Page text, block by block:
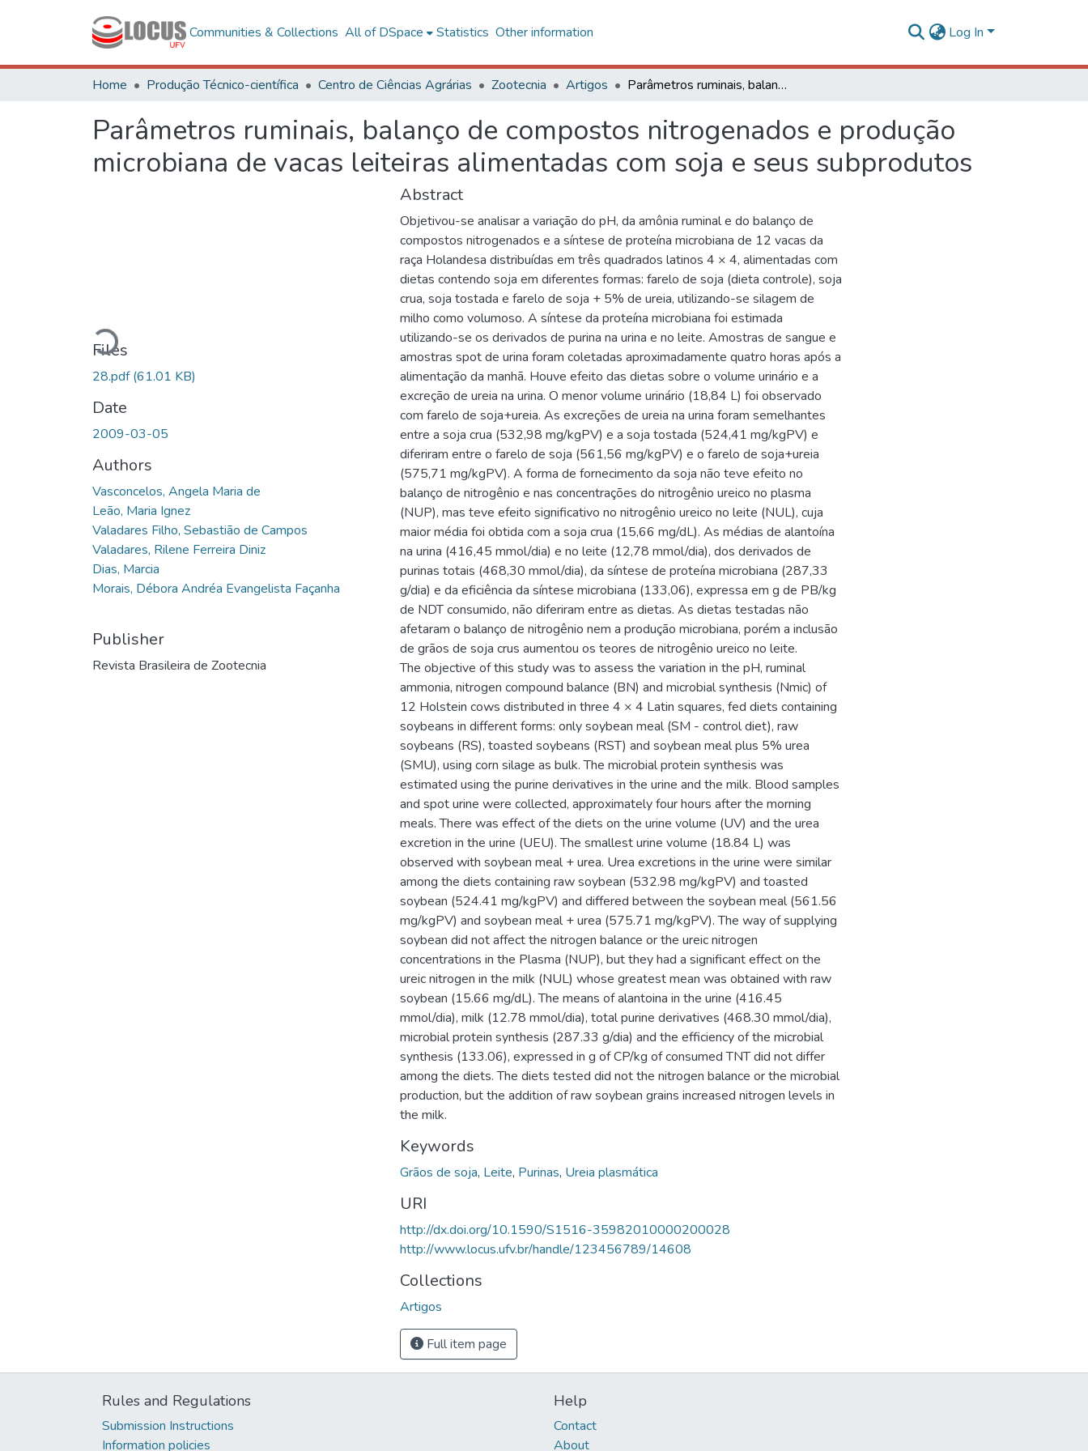
Communities & Collections All of DSpace Statistics Other information Log In
Home Produção Técnico-científica Centro de Ciências Agrárias Zootecnia Artigos Parâmetros ruminais, balanço de compostos nitrogenados e produção microbiana de vacas leiteiras alimentadas com soja e seus subprodutos
Parâmetros ruminais, balanço de compostos nitrogenados e produção
microbiana de vacas leiteiras alimentadas com soja e seus subprodutos
Loading...
Files
28.pdf(61.01 KB)
Date
2009-03-05
Authors
Vasconcelos, Angela Maria de
Leão, Maria Ignez
Valadares Filho, Sebastião de Campos
Valadares, Rilene Ferreira Diniz
Dias, Marcia
Morais, Débora Andréa Evangelista Façanha
Publisher
Revista Brasileira de Zootecnia
Abstract
Objetivou-se analisar a variação do pH, da amônia ruminal e do balanço de
compostos nitrogenados e a síntese de proteína microbiana de 12 vacas da
raça Holandesa distribuídas em três quadrados latinos 4 × 4, alimentadas com
dietas contendo soja em diferentes formas: farelo de soja (dieta controle), soja
crua, soja tostada e farelo de soja + 5% de ureia, utilizando-se silagem de
milho como volumoso. A síntese da proteína microbiana foi estimada
utilizando-se os derivados de purina na urina e no leite. Amostras de sangue e
amostras spot de urina foram coletadas aproximadamente quatro horas após a
alimentação da manhã. Houve efeito das dietas sobre o volume urinário e a
excreção de ureia na urina. O menor volume urinário (18,84 L) foi observado
com farelo de soja+ureia. As excreções de ureia na urina foram semelhantes
entre a soja crua (532,98 mg/kgPV) e a soja tostada (524,41 mg/kgPV) e
diferiram entre o farelo de soja (561,56 mg/kgPV) e o farelo de soja+ureia
(575,71 mg/kgPV). A forma de fornecimento da soja não teve efeito no
balanço de nitrogênio e nas concentrações do nitrogênio ureico no plasma
(NUP), mas teve efeito significativo no nitrogênio ureico no leite (NUL), cuja
maior média foi obtida com a soja crua (15,66 mg/dL). As médias de alantoína
na urina (416,45 mmol/dia) e no leite (12,78 mmol/dia), dos derivados de
purinas totais (468,30 mmol/dia), da síntese de proteína microbiana (287,33
g/dia) e da eficiência da síntese microbiana (133,06), expressa em g de PB/kg
de NDT consumido, não diferiram entre as dietas. As dietas testadas não
afetaram o balanço de nitrogênio nem a produção microbiana, porém a inclusão
de grãos de soja crus aumentou os teores de nitrogênio ureico no leite.
The objective of this study was to assess the variation in the pH, ruminal
ammonia, nitrogen compound balance (BN) and microbial synthesis (Nmic) of
12 Holstein cows distributed in three 4 × 4 Latin squares, fed diets containing
soybeans in different forms: only soybean meal (SM - control diet), raw
soybeans (RS), toasted soybeans (RST) and soybean meal plus 5% urea
(SMU), using corn silage as bulk. The microbial protein synthesis was
estimated using the purine derivatives in the urine and the milk. Blood samples
and spot urine were collected, approximately four hours after the morning
meals. There was effect of the diets on the urine volume (UV) and the urea
excretion in the urine (UEU). The smallest urine volume (18.84 L) was
observed with soybean meal + urea. Urea excretions in the urine were similar
among the diets containing raw soybean (532.98 mg/kgPV) and toasted
soybean (524.41 mg/kgPV) and differed between the soybean meal (561.56
mg/kgPV) and soybean meal + urea (575.71 mg/kgPV). The way of supplying
soybean did not affect the nitrogen balance or the ureic nitrogen
concentrations in the Plasma (NUP), but they had a significant effect on the
ureic nitrogen in the milk (NUL) whose greatest mean was obtained with raw
soybean (15.66 mg/dL). The means of alantoina in the urine (416.45
mmol/dia), milk (12.78 mmol/dia), total purine derivatives (468.30 mmol/dia),
microbial protein synthesis (287.33 g/dia) and the efficiency of the microbial
synthesis (133.06), expressed in g of CP/kg of consumed TNT did not differ
among the diets. The diets tested did not the nitrogen balance or the microbial
production, but the addition of raw soybean grains increased nitrogen levels in
the milk.
Keywords
Grãos de soja, Leite, Purinas, Ureia plasmática
URI
http://dx.doi.org/10.1590/S1516-35982010000200028
http://www.locus.ufv.br/handle/123456789/14608
Collections
Artigos
Full item page
Rules and Regulations
Submission Instructions
Information policies
Help
Contact
About